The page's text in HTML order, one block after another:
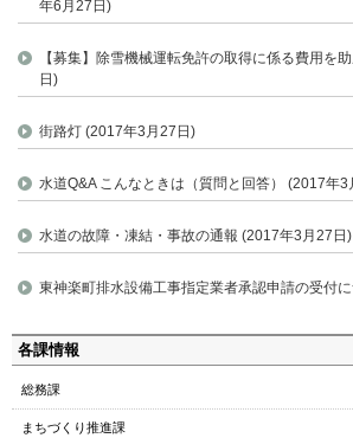
年6月27日)
【募集】除雪機械運転免許の取得に係る費用を
日)
街路灯 (2017年3月27日)
水道Q&A こんなときは（質問と回答） (2017年3
水道の故障・凍結・事故の通報 (2017年3月27日)
東神楽町排水設備工事指定業者承認申請の受付
ペ
ジ
の
各課情報
総務課
まちづくり推進課